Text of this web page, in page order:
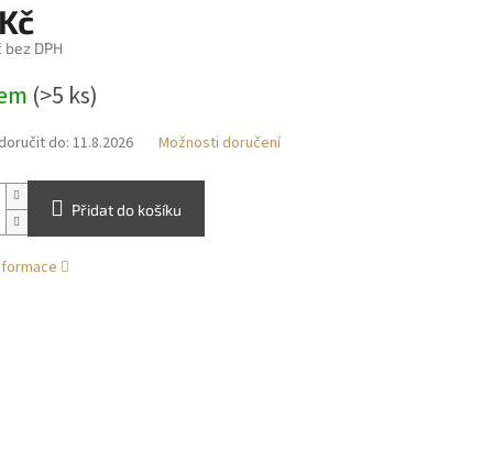
bez DPH
(>5 ks)
do: 11.8.2026 Možnosti doručení
Přidat do košíku